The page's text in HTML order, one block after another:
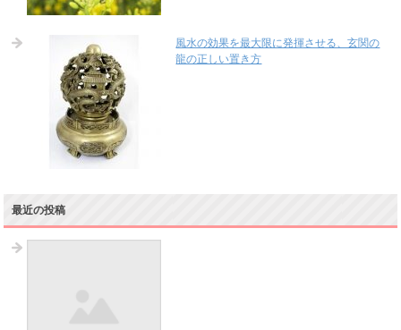
風水の効果を最大限に発揮させる、玄関の
龍の正しい置き方
最近の投稿